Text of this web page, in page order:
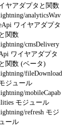
ヤアダプタと関数
analyticsWav
ワイヤアダプタ
と関数
cmsDelivery
ワイヤアダプタ
と関数 (ベータ)
fileDownload
ジュール
mobileCapab
モジュール
refresh モジ
ュール